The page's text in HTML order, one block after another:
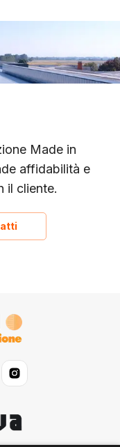
Made in
affidabilità e
il cliente.